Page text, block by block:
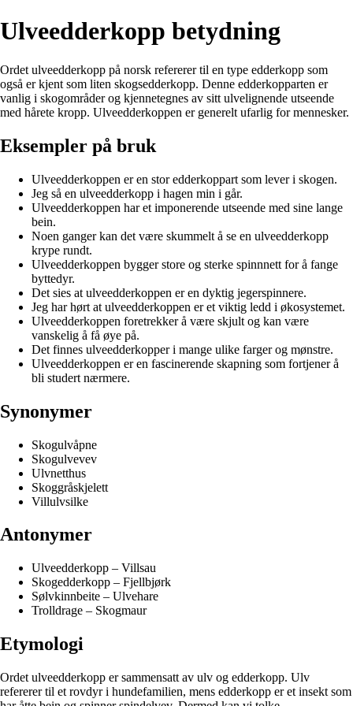
Ulveedderkopp betydning
Ordet ulveedderkopp på norsk refererer til en type edderkopp som
også er kjent som liten skogsedderkopp. Denne edderkopparten er
vanlig i skogområder og kjennetegnes av sitt ulvelignende utseende
med hårete kropp. Ulveedderkoppen er generelt ufarlig for mennesker.
Eksempler på bruk
Ulveedderkoppen er en stor edderkoppart som lever i skogen.
Jeg så en ulveedderkopp i hagen min i går.
Ulveedderkoppen har et imponerende utseende med sine lange
bein.
Noen ganger kan det være skummelt å se en ulveedderkopp
krype rundt.
Ulveedderkoppen bygger store og sterke spinnnett for å fange
byttedyr.
Det sies at ulveedderkoppen er en dyktig jegerspinnere.
Jeg har hørt at ulveedderkoppen er et viktig ledd i økosystemet.
Ulveedderkoppen foretrekker å være skjult og kan være
vanskelig å få øye på.
Det finnes ulveedderkopper i mange ulike farger og mønstre.
Ulveedderkoppen er en fascinerende skapning som fortjener å
bli studert nærmere.
Synonymer
Skogulvåpne
Skogulvevev
Ulvnetthus
Skoggråskjelett
Villulvsilke
Antonymer
Ulveedderkopp – Villsau
Skogedderkopp – Fjellbjørk
Sølvkinnbeite – Ulvehare
Trolldrage – Skogmaur
Etymologi
Ordet ulveedderkopp er sammensatt av ulv og edderkopp. Ulv
refererer til et rovdyr i hundefamilien, mens edderkopp er et insekt som